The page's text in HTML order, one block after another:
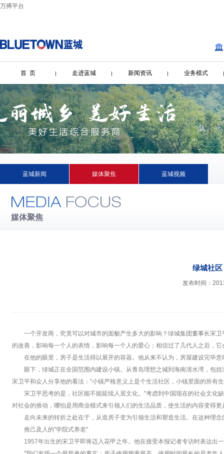
万搏平台
首 页 走进蓝城 新闻资讯 业务模式
蓝城新闻 媒体聚焦 蓝城视频
媒体聚焦
绿城社
发布时间：
一个开发商，究竟可以对城市的面貌产生多大的影响？绿城集团董事长宋
的改善，影响每一个人的表情，影响每一个人的爱心；相信过了几代人之后，
在他的眼里，房子是生活得以展开的容器。他从来不认为，房屋建设完毕
眼下，绿城正在全国范围内建设小镇。从青岛理想之城到海南清水湾，包
宋卫平和众人分享他的看法："小镇严格意义上是个生活社区，小镇里面的所有
宋卫平思考的是，社区能不能延续人居文化。"考虑到中国现在的社会文化
对社会的推动，哪怕是用商业模式来引领人们的生活品质，使生活的内容变得
走向未来的转折之处在于，从造房子变为引领生活和塑造生活。在这种理
推己及人的"学院式养老"
1957年出生的宋卫平即将迈入花甲之年。他在接受本报记者专访时表达出